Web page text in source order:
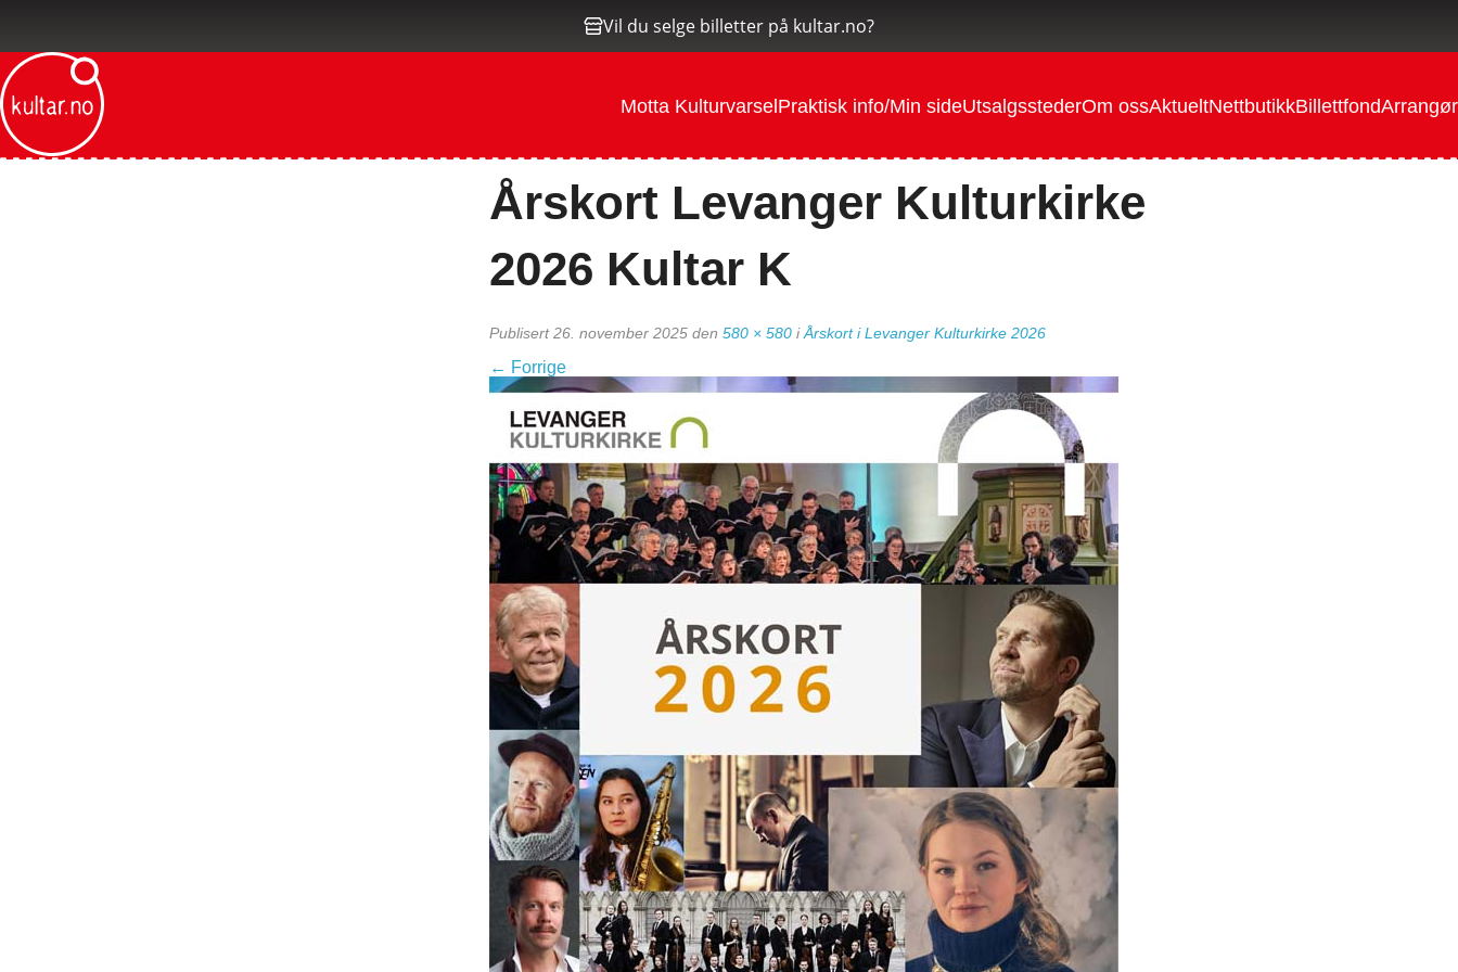
Vil du selge billetter på kultar.no?
Motta KulturvarselPraktisk info/Min sideUtsalgsstederOm ossAktueltNettbutikkBillettfondArrangør
Årskort Levanger Kulturkirke
2026 Kultar K
Publisert26. november 2025 den 580 × 580 iÅrskort i Levanger Kulturkirke 2026
← Forrige